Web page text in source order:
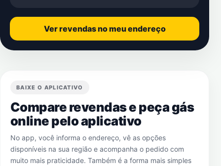
Ver revendas no meu endereço
BAIXE O APLICATIVO
Compare revendas e peça gás
online pelo aplicativo
No app, você informa o endereço, vê as opções
disponíveis na sua região e acompanha o pedido com
muito mais praticidade. Também é a forma mais simples